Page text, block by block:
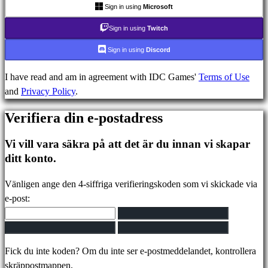
Konto
Registrera
Logga
in
Glömt
lösenord?
Ändra
AR
BS
CS
DA
Sign in using Microsoft
Sign in using Twitch
Sign in using Discord
I have read and am in agreement with IDC Games' Terms of Use
and Privacy Policy.
Verifiera din e-postadress
Vi vill vara säkra på att det är du innan vi skapar
ditt konto.
Vänligen ange den 4-siffriga verifieringskoden som vi skickade via
e-post:
Fick du inte koden? Om du inte ser e-postmeddelandet, kontrollera
skräppostmappen.